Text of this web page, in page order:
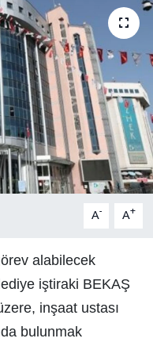
A- A+
alabilecek
iştiraki BEKAŞ
inşaat ustası
bulunmak